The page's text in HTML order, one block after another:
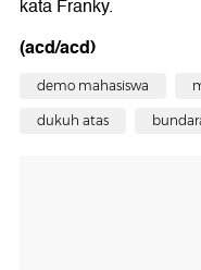
kata Franky.
(acd/acd)
demo mahasiswa
dukuh atas